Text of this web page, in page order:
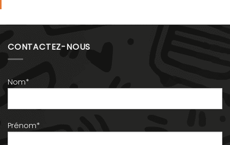
CONTACTEZ-NOUS
Nom*
Prénom*